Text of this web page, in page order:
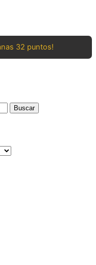
32 puntos!
Buscar